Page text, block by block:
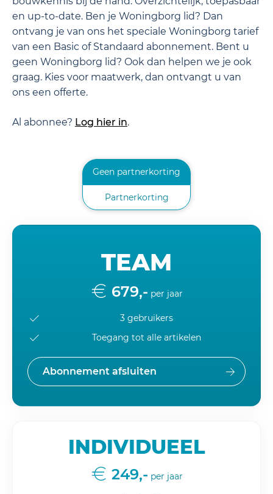
en up-to-date. Ben je Woningborg lid? Dan
ontvang je van ons het speciale Woningborg tarief
van een Basic of Standaard abonnement. Bent u
geen Woningborg lid? Ook dan helpen we je ook
graag. Kies voor maatwerk, dan ontvangt u van
ons een offerte.
Al abonnee? Log hier in.
Geen partnerkorting
Partnerkorting
INDIVIDUEEL
249,- per jaar
TEAM
679,- per jaar
3 gebruikers
Toegang tot alle artikelen
Abonnement afsluiten